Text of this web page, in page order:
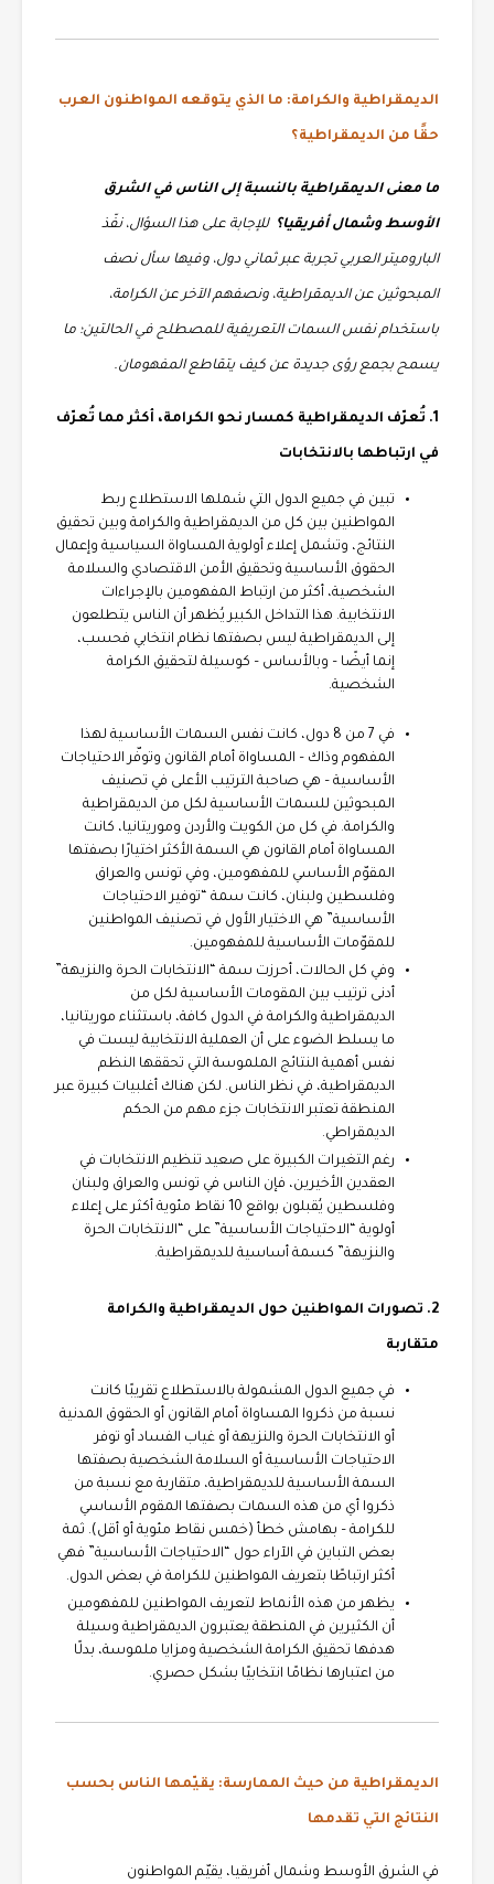
الديمقراطية والكرامة: ما الذي يتوقعه المواطنون العرب
حقًا من الديمقراطية؟
ما معنى الديمقراطية بالنسبة إلى الناس في الشرق
الأوسط وشمال أفريقيا؟ للإجابة على هذا السؤال، نفّذ
الباروميتر العربي تجربة عبر ثماني دول، وفيها سأل نصف
المبحوثين عن الديمقراطية، ونصفهم الآخر عن الكرامة،
باستخدام نفس السمات التعريفية للمصطلح في الحالتين؛ ما
يسمح بجمع رؤى جديدة عن كيف يتقاطع المفهومان.
1. تُعرّف الديمقراطية كمسار نحو الكرامة، أكثر مما تُعرّف
في ارتباطها بالانتخابات
تبين في جميع الدول التي شملها الاستطلاع ربط
المواطنين بين كل من الديمقراطية والكرامة وبين تحقيق
النتائج، وتشمل إعلاء أولوية المساواة السياسية وإعمال
الحقوق الأساسية وتحقيق الأمن الاقتصادي والسلامة
الشخصية، أكثر من ارتباط المفهومين بالإجراءات
الانتخابية. هذا التداخل الكبير يُظهر أن الناس يتطلعون
إلى الديمقراطية ليس بصفتها نظام انتخابي فحسب،
إنما أيضًا – وبالأساس – كوسيلة لتحقيق الكرامة
الشخصية.
في 7 من 8 دول، كانت نفس السمات الأساسية لهذا
المفهوم وذاك – المساواة أمام القانون وتوفّر الاحتياجات
الأساسية – هي صاحبة الترتيب الأعلى في تصنيف
المبحوثين للسمات الأساسية لكل من الديمقراطية
والكرامة. في كل من الكويت والأردن وموريتانيا، كانت
المساواة أمام القانون هي السمة الأكثر اختيارًا بصفتها
المقوّم الأساسي للمفهومين، وفي تونس والعراق
وفلسطين ولبنان، كانت سمة “توفير الاحتياجات
الأساسية” هي الاختيار الأول في تصنيف المواطنين
للمقوّمات الأساسية للمفهومين.
وفي كل الحالات، أحرزت سمة “الانتخابات الحرة والنزيهة”
أدنى ترتيب بين المقومات الأساسية لكل من
الديمقراطية والكرامة في الدول كافة، باستثناء موريتانيا،
ما يسلط الضوء على أن العملية الانتخابية ليست في
نفس أهمية النتائج الملموسة التي تحققها النظم
الديمقراطية، في نظر الناس. لكن هناك أغلبيات كبيرة عبر
المنطقة تعتبر الانتخابات جزء مهم من الحكم
الديمقراطي.
رغم التغيرات الكبيرة على صعيد تنظيم الانتخابات في
العقدين الأخيرين، فإن الناس في تونس والعراق ولبنان
وفلسطين يُقبلون بواقع 10 نقاط مئوية أكثر على إعلاء
أولوية “الاحتياجات الأساسية” على “الانتخابات الحرة
والنزيهة” كسمة أساسية للديمقراطية.
2. تصورات المواطنين حول الديمقراطية والكرامة
متقاربة
في جميع الدول المشمولة بالاستطلاع تقريبًا كانت
نسبة من ذكروا المساواة أمام القانون أو الحقوق المدنية
أو الانتخابات الحرة والنزيهة أو غياب الفساد أو توفر
الاحتياجات الأساسية أو السلامة الشخصية بصفتها
السمة الأساسية للديمقراطية، متقاربة مع نسبة من
ذكروا أي من هذه السمات بصفتها المقوم الأساسي
للكرامة – بهامش خطأ (خمس نقاط مئوية أو أقل). ثمة
بعض التباين في الآراء حول “الاحتياجات الأساسية” فهي
أكثر ارتباطًا بتعريف المواطنين للكرامة في بعض الدول.
يظهر من هذه الأنماط لتعريف المواطنين للمفهومين
أن الكثيرين في المنطقة يعتبرون الديمقراطية وسيلة
هدفها تحقيق الكرامة الشخصية ومزايا ملموسة، بدلًا
من اعتبارها نظامًا انتخابيًا بشكل حصري.
الديمقراطية من حيث الممارسة: يقيّمها الناس بحسب
النتائج التي تقدمها
في الشرق الأوسط وشمال أفريقيا، يقيّم المواطنون